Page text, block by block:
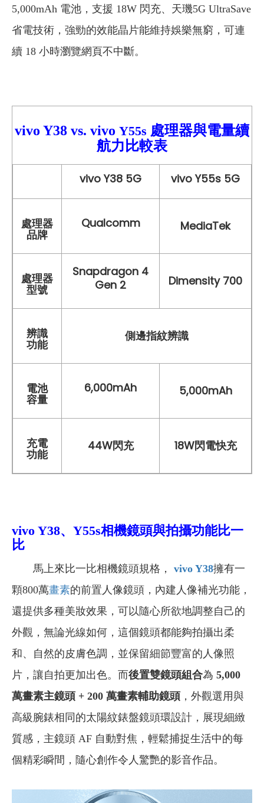
5,000mAh 電池，支援 18W 閃充、天璣5G UltraSave
省電技術，強勁的效能晶片能維持娛樂無窮，可連
續 18 小時瀏覽網頁不中斷。
vivo Y38 vs. vivo Y55s 處理器與電量續
航力比較表
vivo Y38 5G vivo Y55s 5G
處理器
品牌
Qualcomm MediaTek
處理器
型號
Snapdragon 4
Gen 2
Dimensity 700
辨識
功能
側邊指紋辨識
電池
容量
6,000mAh 5,000mAh
充電
功能
44W閃充 18W閃電快充
vivo Y38、Y55s相機鏡頭與拍攝功能比一
比
馬上來比一比相機鏡頭規格， vivo Y38擁有一
顆800萬畫素的前置人像鏡頭，內建人像補光功能，
還提供多種美妝效果，可以隨心所欲地調整自己的
外觀，無論光線如何，這個鏡頭都能夠拍攝出柔
和、自然的皮膚色調，並保留細節豐富的人像照
片，讓自拍更加出色。而後置雙鏡頭組合為 5,000
萬畫素主鏡頭 + 200 萬畫素輔助鏡頭 ，外觀選用與
高級腕錶相同的太陽紋錶盤鏡頭環設計，展現細緻
質感，主鏡頭 AF 自動對焦，輕鬆捕捉生活中的每
個精彩瞬間，隨心創作令人驚艷的影音作品。